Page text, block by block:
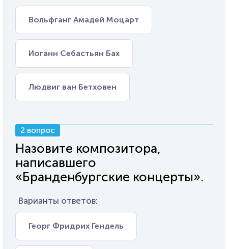
Вольфганг Амадей Моцарт
Иоганн Себастьян Бах
Людвиг ван Бетховен
2 вопрос
Назовите композитора,
написавшего
«Бранденбургские концерты».
Варианты ответов:
Георг Фридрих Гендель